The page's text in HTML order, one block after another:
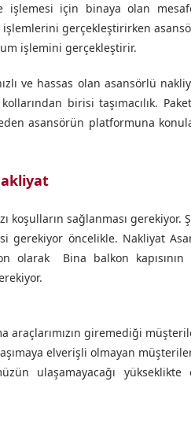
işlemesi için binaya olan
gerçekleştirirken
işlemini gerçekleştirir.
ve hassas olan asansörlü
birisi taşımacılık.
asansörün platformuna
koşulların sağlanması gerekiyor.
gerekiyor öncelikle. Nakliyat
olarak Bina balkon
araçlarımızın giremediği
elverişli olmayan
ulaşamayacağı